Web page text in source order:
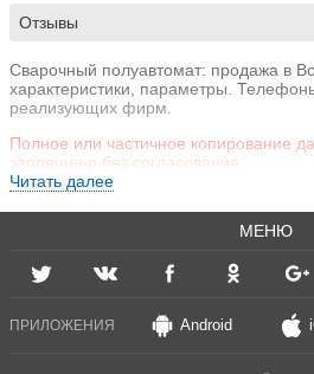
Отзывы
Сварочный полуавтомат: продажа в
характеристики, параметры.
реализующих фирм.
Полное или частичное копирование
запрещено без согласования.
Читать далее
МЕНЮ
ПРИЛОЖЕНИЯ Android